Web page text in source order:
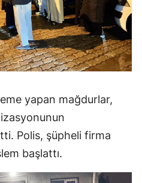
yapan mağdurlar,
Polis, şüpheli firma
başlattı.